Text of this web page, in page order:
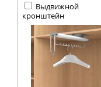
Выдвижной
кронштейн